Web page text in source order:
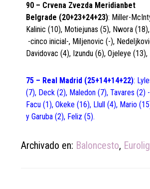
90 – Crvena Zvezda Meridianbet
Belgrade (20+23+24+23): Miller-
Kalinic (10), Motiejunas (5), Nwora
-cinco inicial-, Miljenovic (-),
Davidovac (4), Izundu (6), Ojeleye (13),
75 – Real Madrid (25+14+14+22):
(7), Deck (2), Maledon (7), Tavares (2)
Facu (1), Okeke (16), Llull (4), Mario
y Garuba (2), Feliz (5).
Archivado en: Baloncesto,